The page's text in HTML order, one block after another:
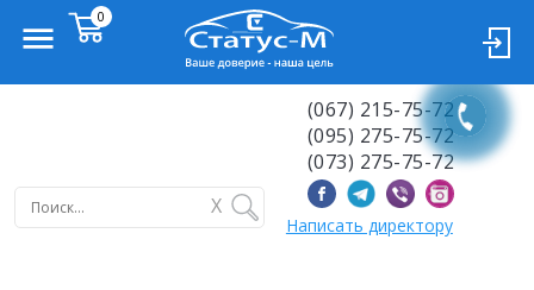
X
(067) 215-75-72
(095) 275-75-72
(073) 275-75-72
Написать директору